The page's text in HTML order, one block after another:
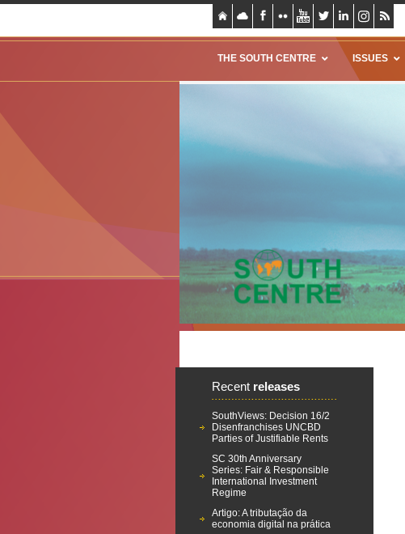
THE SOUTH CENTRE ISSUES
Recent releases
SouthViews: Decision 16/2
Disenfranchises UNCBD
Parties of Justifiable Rents
SC 30th Anniversary
Series: Fair & Responsible
International Investment
Regime
Artigo: A tributação da
economia digital na prática